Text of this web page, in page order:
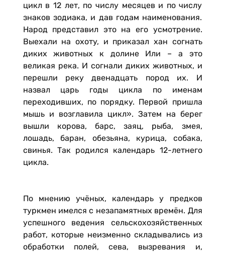
цикл в 12 лет, по числу месяцев и по числу
знаков зодиака, и дав годам наименования.
Народ представил это на его усмот­рение.
Выехали на охоту, и приказал хан согнать
диких животных к долине Или – а это
великая река. И согнали диких животных, и
перешли реку двенадцать пород их. И
назвал царь годы цикла по именам
переходивших, по порядку. Первой пришла
мышь и возглавила цикл». Затем на берег
вышли корова, барс, заяц, рыба, змея,
лошадь, баран, обезьяна, курица, собака,
свинья. Так родился календарь 12-летнего
цикла.
По мнению учёных, календарь у предков
туркмен имелся с незапамятных времён. Для
успешного ведения сельскохозяйственных
работ, которые неизменно складывались из
обработки полей, сева, вызревания и,